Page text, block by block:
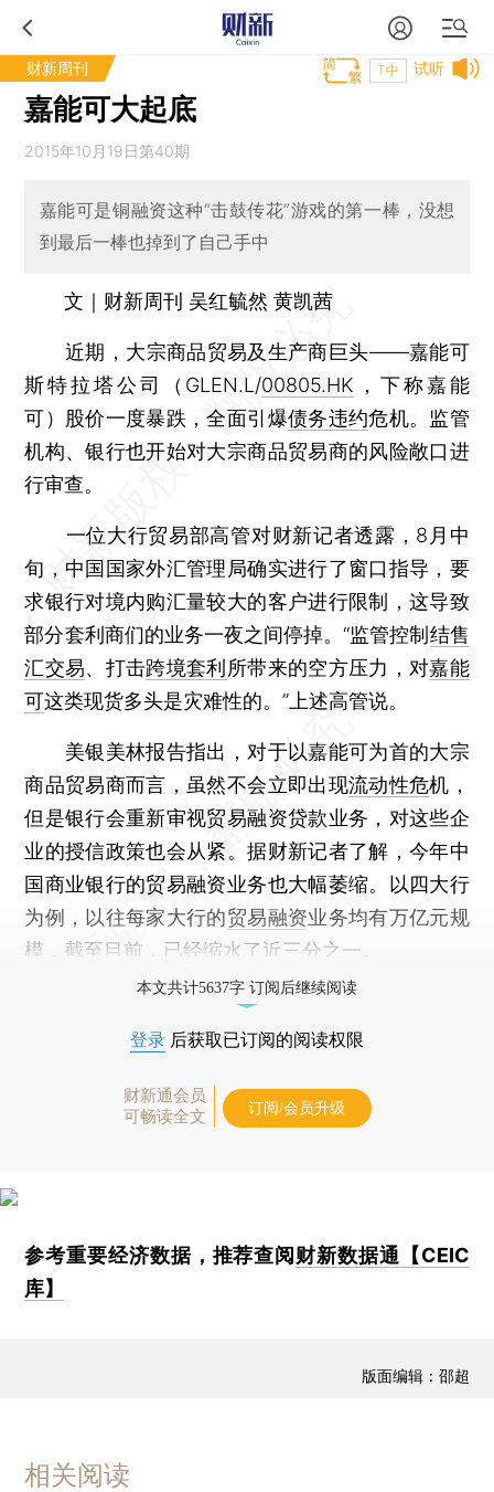
财新周刊 试听
T中
嘉能可大起底
2015年10月19日第40期
嘉能可是铜融资这种“击鼓传花”游戏的第一棒，没想
到最后一棒也掉到了自己手中
文｜财新周刊 吴红毓然 黄凯茜
近期，大宗商品贸易及生产商巨头——嘉能可
斯特拉塔公司（GLEN.L/00805.HK ，下称嘉能
可）股价一度暴跌，全面引爆债务违约危机。监管
机构、银行也开始对大宗商品贸易商的风险敞口进
行审查。
一位大行贸易部高管对财新记者透露，8月中
旬，中国国家外汇管理局确实进行了窗口指导，要
求银行对境内购汇量较大的客户进行限制，这导致
部分套利商们的业务一夜之间停掉。“监管控制 结售
汇交易、打击跨境套利 所带来的空方压力，对嘉能
可这类现货多头是灾难性的。”上述高管说。
美银美林报告指出，对于以嘉能可为首的大宗
商品贸易商而言，虽然不会立即出现流动性危机，
但是银行会重新审视贸易融资贷款业务，对这些企
业的授信政策也会从紧。据财新记者了解，今年中
国商业银行的贸易融资业务也大幅萎缩。以四大行
为例，以往每家大行的贸易融资业务均有万亿元规
模，截至目前，已经缩水了近三分之一。
本文共计5637字 订阅后继续阅读
登录 后获取已订阅的阅读权限
财新通会员
可畅读全文
订阅/会员升级
参考重要经济数据，推荐查阅 财新数据通【CEIC
库】
版面编辑：邵超
相关阅读